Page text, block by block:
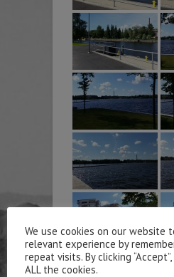
We use cookies on our website
relevant experience by
repeat visits. By clicking
ALL the cookies.